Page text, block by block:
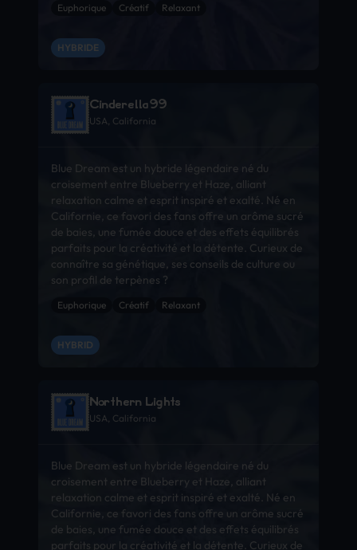
Euphorique Créatif Relaxant
HYBRIDE
Cinderella99
USA, California
Blue Dream est un hybride légendaire né du
croisement entre Blueberry et Haze, alliant
relaxation calme et esprit inspiré et exalté. Né en
Californie, ce favori des fans offre un arôme sucré
de baies, une fumée douce et des effets équilibrés
parfaits pour la créativité et la détente. Curieux de
connaître sa génétique, ses conseils de culture ou
son profil de terpènes ?
Euphorique Créatif Relaxant
HYBRID
Northern Lights
USA, California
Blue Dream est un hybride légendaire né du
croisement entre Blueberry et Haze, alliant
relaxation calme et esprit inspiré et exalté. Né en
Californie, ce favori des fans offre un arôme sucré
de baies, une fumée douce et des effets équilibrés
parfaits pour la créativité et la détente. Curieux de